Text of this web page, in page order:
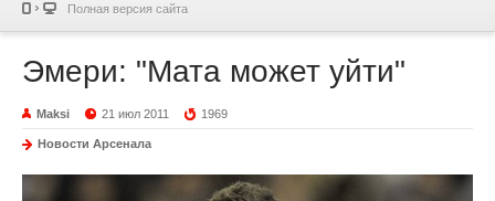
Полная версия сайта
Эмери: "Мата может уйти"
Maksi 21 июл 2011 1969
Новости Арсенала